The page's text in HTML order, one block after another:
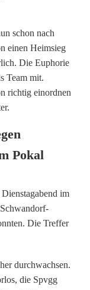
schon nach
einen Heimsieg
Die Euphorie
Team mit.
richtig einordnen
Pokal
im
Die Treffer
durchwachsen.
die Spvgg